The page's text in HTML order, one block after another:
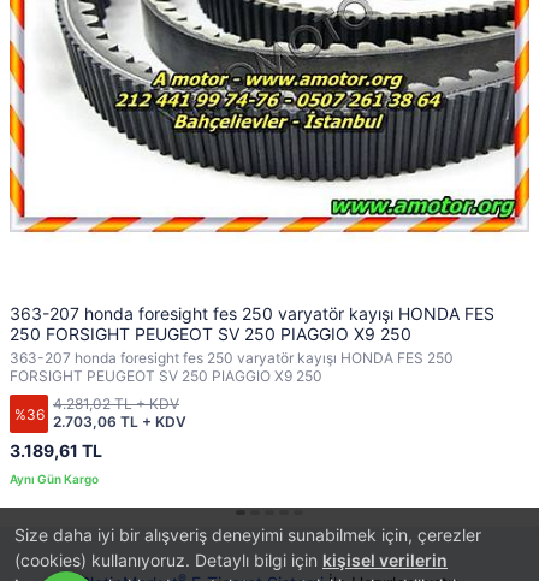
Size daha iyi bir alışveriş deneyimi sunabilmek için, çerezler
(cookies) kullanıyoruz. Detaylı bilgi için kişisel verilerin
363-207 honda foresight fes 250 varyatör kayışı HONDA FES
250 FORSIGHT PEUGEOT SV 250 PIAGGIO X9 250
363-207 honda foresight fes 250 varyatör kayışı HONDA FES 250
FORSIGHT PEUGEOT SV 250 PIAGGIO X9 250
%36
3.189,61 TL
2.703,06 TL + KDV
4.281,02 TL + KDV